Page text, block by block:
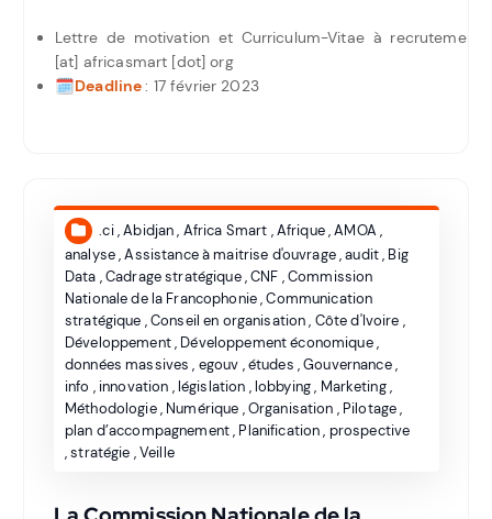
Lettre de motivation et Curriculum-Vitae à recrutement
[at] africasmart [dot] org
🗓Deadline: 17 février 2023
.ci,Abidjan, Africa Smart ,Afrique,AMOA ,
analyse,Assistance à maitrise d'ouvrage,audit, Big
Data ,Cadrage stratégique,CNF ,Commission
Nationale de la Francophonie,Communication
stratégique ,Conseil en organisation, Côte d'Ivoire ,
Développement, Développement économique,
données massives , egouv ,études ,Gouvernance,
info , innovation ,législation ,lobbying, Marketing,
Méthodologie, Numérique ,Organisation , Pilotage,
plan d’accompagnement, Planification, prospective
,stratégie ,Veille